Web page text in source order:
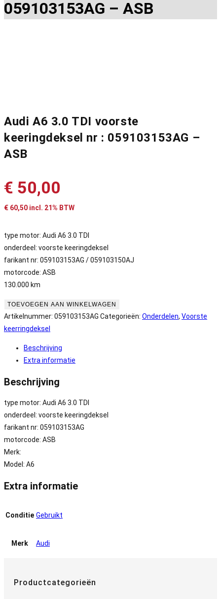
nr
059103153AG – ASB
Audi A6 3.0 TDI voorste
keeringdeksel nr : 059103153AG –
ASB
€ 50,00
€ 60,50 incl. 21% BTW
type motor: Audi A6 3.0 TDI
onderdeel: voorste keeringdeksel
farikant nr: 059103153AG / 059103150AJ
motorcode: ASB
130.000 km
Audi
A6
3.0
voorste
keeringdeksel
nr
059103153AG
-
ASB
aantal
TOEVOEGEN AAN WINKELWAGEN
Artikelnummer: 059103153AG Categorieën: Onderdelen, Voorste
keerringdeksel
Beschrijving
Extra informatie
Beschrijving
type motor: Audi A6 3.0 TDI
onderdeel: voorste keeringdeksel
farikant nr: 059103153AG
motorcode: ASB
Merk:
Model: A6
Extra informatie
Conditie Gebruikt
Merk Audi
Productcategorieën